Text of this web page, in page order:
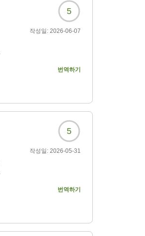
5
작성일: 2026-06-07
번역하기
5
작성일: 2026-05-31
번역하기